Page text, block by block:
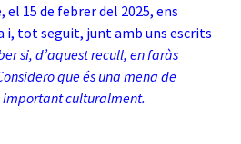
15 de febrer del 2025, ens
i, tot seguit, junt amb uns escrits
si, d’aquest recull, en faràs
que és una mena de
culturalment.